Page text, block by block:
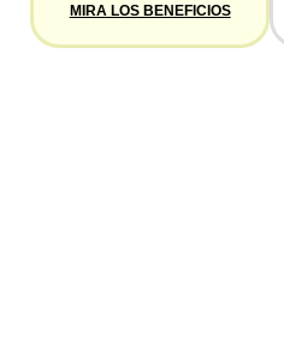
MIRA LOS BENEFICIOS